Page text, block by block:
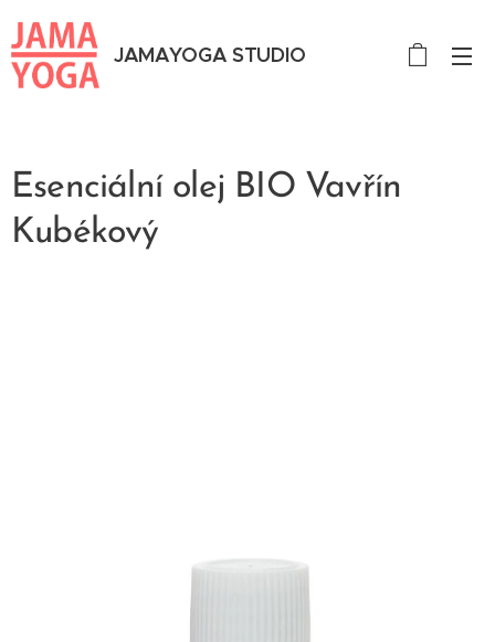
JAMAYOGA STUDIO
Esenciální olej BIO Vavřín
Kubékový